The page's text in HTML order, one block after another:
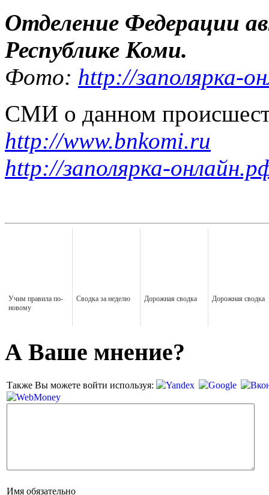
Отделение Федерации
Республике Коми.
Фото: http://заполярка-
СМИ о данном
http://www.bnkomi.ru
http://заполярка-
Учим правила по-
новому
Сводка за неделю Дорожная сводка Дорожная сводка
А Ваше мнение?
Также Вы можете войти используя:
Имя обязательно